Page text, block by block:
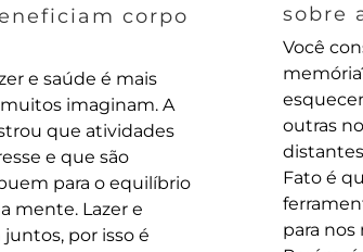
corpo
e saúde é mais
imaginam. A
que atividades
e que são
para o equilíbrio
mente. Lazer e
por isso é
sobre
Você
outras
Fato é
para